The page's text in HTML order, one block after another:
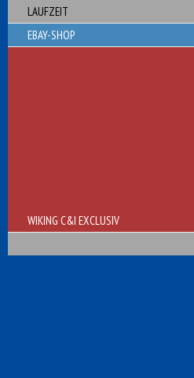
LAUFZEIT
EBAY-SHOP
WIKING C&I EXCLUSIV